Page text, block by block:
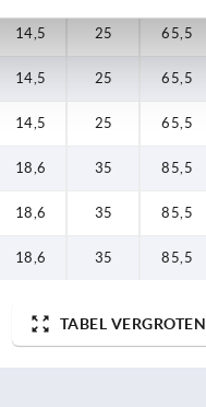
14,5 25 65,5
14,5 25 65,5
14,5 25 65,5
18,6 35 85,5
18,6 35 85,5
18,6 35 85,5
TABEL VERGROTEN